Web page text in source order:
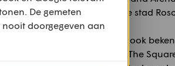
presbyteriaanse kerk in de stad
presbyteriaanse kerk, ook
dateert uit 1863 en staat op The
De gemeten
doorgegeven aan